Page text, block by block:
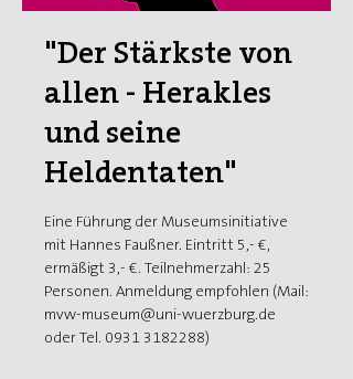
"Der Stärkste von
allen - Herakles
und seine
Heldentaten"
Eine Führung der Museumsinitiative
mit Hannes Faußner. Eintritt 5,- €,
ermäßigt 3,- €. Teilnehmerzahl: 25
Personen. Anmeldung empfohlen (Mail:
mvw-museum@uni-wuerzburg.de
oder Tel. 0931 3182288)